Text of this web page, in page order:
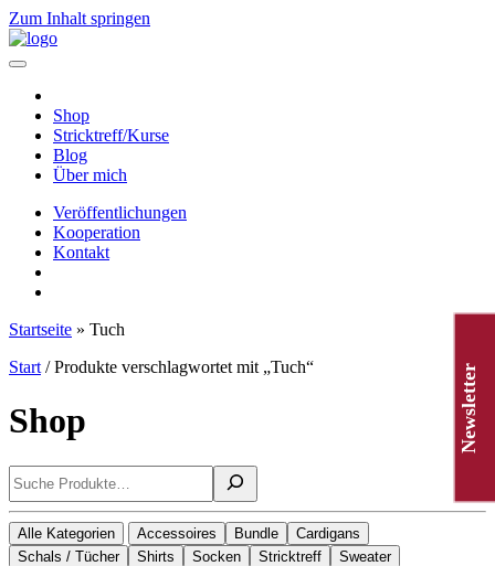
Zum Inhalt springen
Hauptnavigation
Shop
Stricktreff/Kurse
Blog
Über mich
Veröffentlichungen
Kooperation
Kontakt
Startseite » Tuch
Start / Produkte verschlagwortet mit „Tuch“
Shop
Suchen
Alle Kategorien Accessoires Bundle
Cardigans
Schals / Tücher
Shirts Socken Stricktreff
Sweater
Newsletter